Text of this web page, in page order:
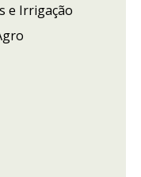
e Irrigação